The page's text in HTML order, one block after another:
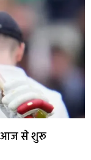
आज से शुरू